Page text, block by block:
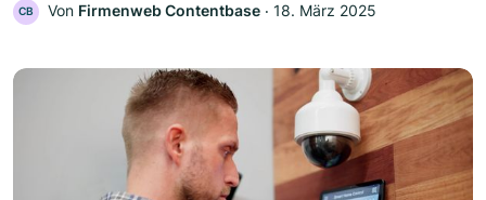
CB Von Firmenweb Contentbase ‧ 18. März 2025